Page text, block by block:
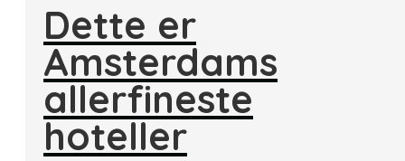
Dette er
Amsterdams
allerfineste
hoteller